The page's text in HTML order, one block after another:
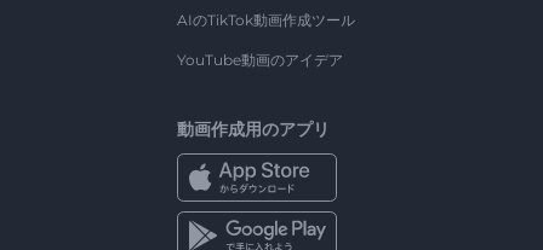
AIのTikTok動画作成ツール
YouTube動画のアイデア
動画作成用のアプリ